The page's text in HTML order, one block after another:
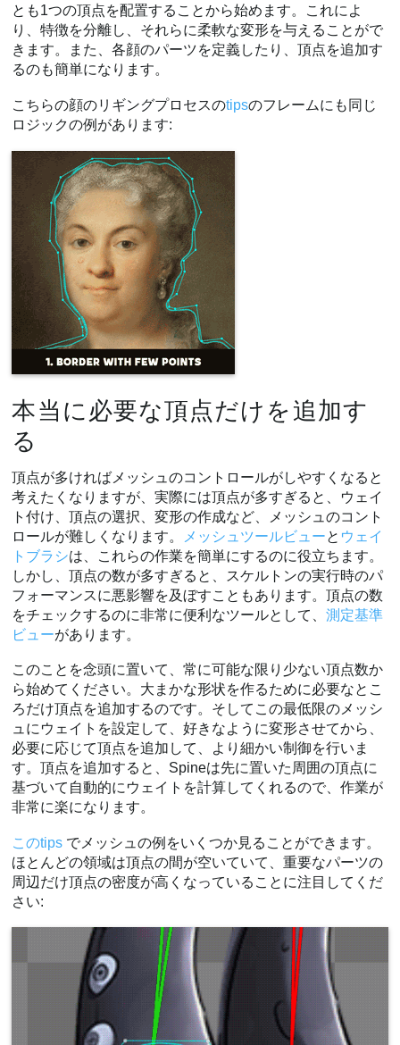
とも1つの頂点を配置することから始めます。これによ
り、特徴を分離し、それらに柔軟な変形を与えることがで
きます。また、各顔のパーツを定義したり、頂点を追加す
るのも簡単になります。
こちらの顔のリギングプロセスのtipsのフレームにも同じ
ロジックの例があります:
本当に必要な頂点だけを追加す
る
頂点が多ければメッシュのコントロールがしやすくなると
考えたくなりますが、実際には頂点が多すぎると、ウェイ
ト付け、頂点の選択、変形の作成など、メッシュのコント
ロールが難しくなります。
メッシュツールビューと ウェイ
トブラシは、これらの作業を簡単にするのに役立ちます。
しかし、頂点の数が多すぎると、スケルトンの実行時のパ
フォーマンスに悪影響を及ぼすこともあります。頂点の数
をチェックするのに非常に便利なツールとして、測定基準
ビューがあります。
このことを念頭に置いて、常に可能な限り少ない頂点数か
ら始めてください。大まかな形状を作るために必要なとこ
ろだけ頂点を追加するのです。そしてこの最低限のメッシ
ュにウェイトを設定して、好きなように変形させてから、
必要に応じて頂点を追加して、より細かい制御を行いま
す。頂点を追加すると、Spineは先に置いた周囲の頂点に
基づいて自動的にウェイトを計算してくれるので、作業が
非常に楽になります。
このtips でメッシュの例をいくつか見ることができます。
ほとんどの領域は頂点の間が空いていて、重要なパーツの
周辺だけ頂点の密度が高くなっていることに注目してくだ
さい: